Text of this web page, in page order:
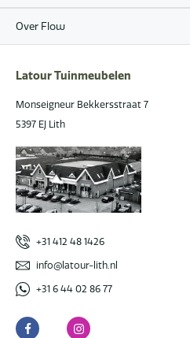
Over Flow
Latour Tuinmeubelen
Monseigneur Bekkersstraat 7
5397 EJ Lith
+31 412 48 1426
info@latour-lith.nl
+31 6 44 02 86 77